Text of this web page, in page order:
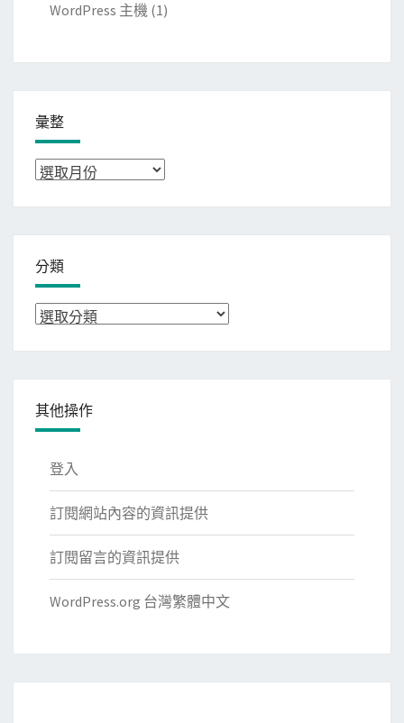
WordPress 主機 (1)
彙整
彙
分類
分
其他操作
登入
訂閱網站內容的資訊提供
訂閱留言的資訊提供
WordPress.org 台灣繁體中文